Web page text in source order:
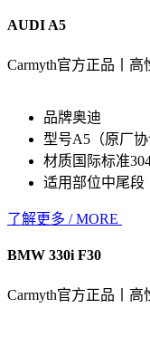
AUDI A5
Carmyth官方正品丨
品牌奥迪
型号A5（原厂协
材质国际标准
适用部位中尾段
了解更多 / MORE
BMW 330i F30
Carmyth官方正品丨